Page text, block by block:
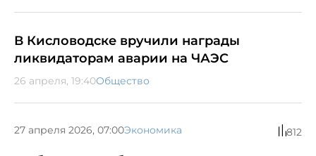
В Кисловодске вручили награды
ликвидаторам аварии на ЧАЭС
26 апреля, 19:40Общество
27 апреля 2026, 07:00Экономика 812